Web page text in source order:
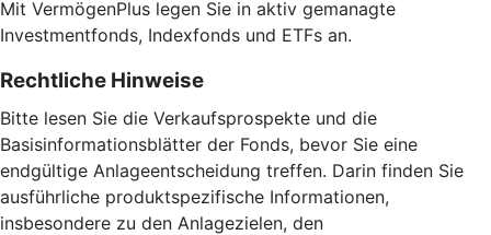
Mit VermögenPlus legen Sie in aktiv gemanagte
Investmentfonds, Indexfonds und ETFs an.
Rechtliche Hinweise
Bitte lesen Sie die Verkaufsprospekte und die
Basisinformationsblätter der Fonds, bevor Sie eine
endgültige Anlageentscheidung treffen. Darin finden Sie
ausführliche produktspezifische Informationen,
insbesondere zu den Anlagezielen, den